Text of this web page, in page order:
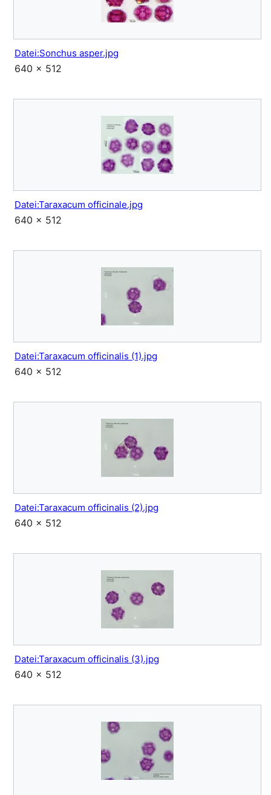
Datei:Sonchus asper.jpg
640 × 512
Datei:Taraxacum officinale.jpg
640 × 512
Datei:Taraxacum officinalis (1).jpg
640 × 512
Datei:Taraxacum officinalis (2).jpg
640 × 512
Datei:Taraxacum officinalis (3).jpg
640 × 512